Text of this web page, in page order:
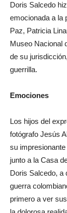
Doris Salcedo
emocionada a la
Paz, Patricia
Museo Nacional
de su
guerrilla.
Emociones
Los hijos del
fotógrafo Jesús
su
junto a la Casa
Doris Salcedo, a
guerra
primero a ver